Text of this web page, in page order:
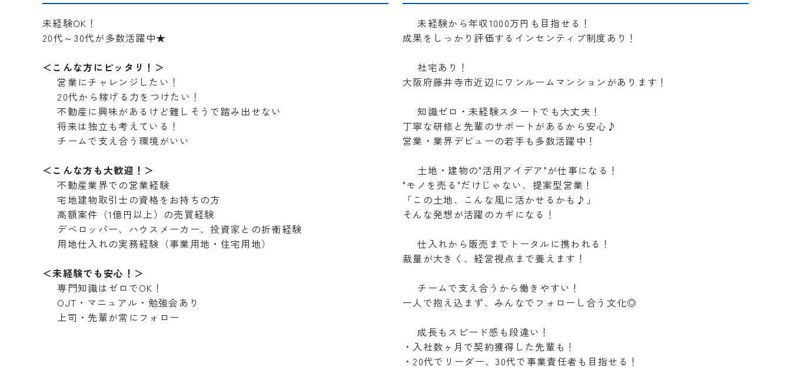
未経験OK！
20代～30代が多数活躍中★
＜こんな方にピッタリ！＞
営業にチャレンジしたい！
20代から稼げる力をつけたい！
不動産に興味があるけど難しそうで踏み出せない
将来は独立も考えている！
チームで支え合う環境がいい
＜こんな方も大歓迎！＞
不動産業界での営業経験
宅地建物取引士の資格をお持ちの方
高額案件（1億円以上）の売買経験
デベロッパー、ハウスメーカー、投資家との折衝経験
用地仕入れの実務経験（事業用地・住宅用地）
＜未経験でも安心！＞
専門知識はゼロでOK！
OJT・マニュアル・勉強会あり
上司・先輩が常にフォロー
未経験から年収1000万円も目指せる！
成果をしっかり評価するインセンティブ制度あり！
社宅あり！
大阪府藤井寺市近辺にワンルームマンションがあります！
知識ゼロ・未経験スタートでも大丈夫！
丁寧な研修と先輩のサポートがあるから安心♪
営業・業界デビューの若手も多数活躍中！
土地・建物の"活用アイデア"が仕事になる！
"モノを売る"だけじゃない、提案型営業！
「この土地、こんな風に活かせるかも♪」
そんな発想が活躍のカギになる！
仕入れから販売までトータルに携われる！
裁量が大きく、経営視点まで養えます！
チームで支え合うから働きやすい！
一人で抱え込まず、みんなでフォローし合う文化◎
成長もスピード感も段違い！
・入社数ヶ月で契約獲得した先輩も！
・20代でリーダー、30代で事業責任者も目指せる！